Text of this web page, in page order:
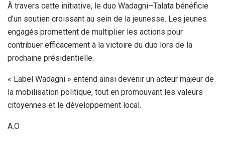
À travers cette initiative, le duo Wadagni–Talata bénéficie
d’un soutien croissant au sein de la jeunesse. Les jeunes
engagés promettent de multiplier les actions pour
contribuer efficacement à la victoire du duo lors de la
prochaine présidentielle.
« Label Wadagni » entend ainsi devenir un acteur majeur de
la mobilisation politique, tout en promouvant les valeurs
citoyennes et le développement local.
A.O